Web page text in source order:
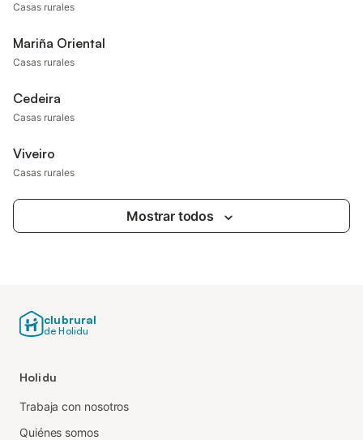
Casas rurales
Mariña Oriental
Casas rurales
Cedeira
Casas rurales
Viveiro
Casas rurales
Mostrar todos
clubrural
de Holidu
Holidu
Trabaja con nosotros
Quiénes somos